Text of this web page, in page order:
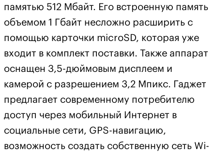
памятью 512 Мбайт. Его встроенную память
объемом 1 Гбайт несложно расширить с
помощью карточки microSD, которая уже
входит в комплект поставки. Также аппарат
оснащен 3,5-дюймовым дисплеем и
камерой с разрешением 3,2 Мпикс. Гаджет
предлагает современному потребителю
доступ через мобильный Интернет в
социальные сети, GPS-навигацию,
возможность создать собственную сеть Wi-